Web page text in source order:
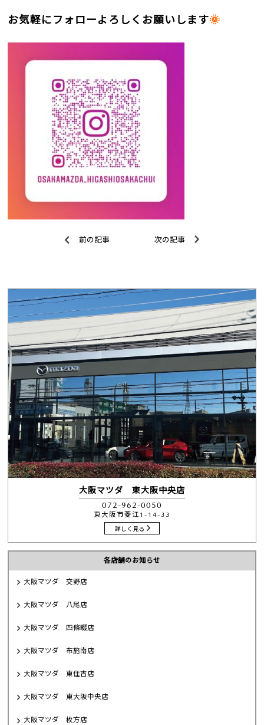
お気軽にフォローよろしくお願いします🌞
前の記事 次の記事
大阪マツダ 東大阪中央店
072-962-0050
東大阪市菱江1-14-33
詳しく見る
各店舗のお知らせ
大阪マツダ 交野店
大阪マツダ 八尾店
大阪マツダ 四條畷店
大阪マツダ 布施南店
大阪マツダ 東住吉店
大阪マツダ 東大阪中央店
大阪マツダ 枚方店